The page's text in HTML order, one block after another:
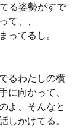
る姿勢がすで
て、、
ってるし。
るわたしの横
に向かって、
よ、そんなと
しかけてる。